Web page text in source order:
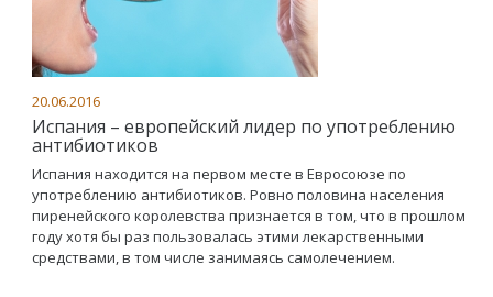
20.06.2016
Испания – европейский лидер по употреблению
антибиотиков
Испания находится на первом месте в Евросоюзе по
употреблению антибиотиков. Ровно половина населения
пиренейского королевства признается в том, что в прошлом
году хотя бы раз пользовалась этими лекарственными
средствами, в том числе занимаясь самолечением.